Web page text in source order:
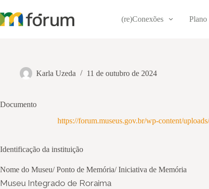
para
o
(re)Conexões Plano
Karla Uzeda 11 de outubro de 2024
Documento
https://forum.museus.gov.br/wp-content/
Identificação da instituição
Nome do Museu/ Ponto de Memória/ Iniciativa de Memória
Museu Integrado de Roraima